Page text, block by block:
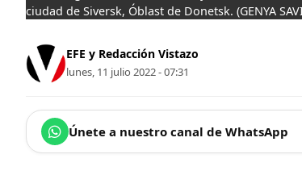
ciudad de Siversk, Óblast de Donetsk. (GENYA
EFE y Redacción Vistazo
lunes, 11 julio 2022 - 07:31
Únete a nuestro canal de WhatsApp